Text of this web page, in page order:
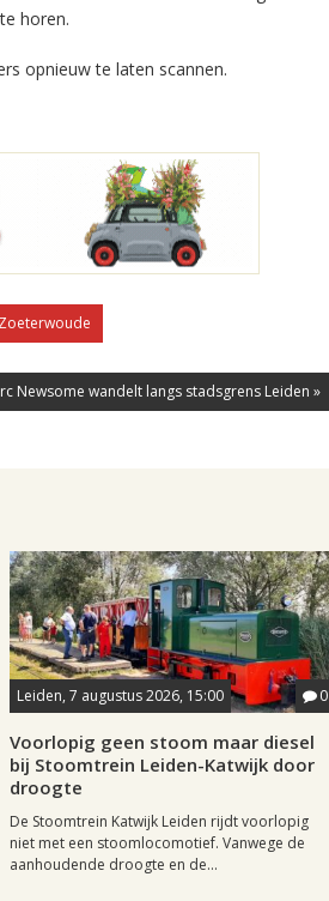
horen.
opnieuw te laten scannen.
Zoeterwoude
Newsome wandelt langs stadsgrens Leiden »
Leiden, 7 augustus 2026, 15:00 0
Voorlopig geen stoom maar diesel
bij Stoomtrein Leiden-Katwijk door
droogte
De Stoomtrein Katwijk Leiden rijdt voorlopig
niet met een stoomlocomotief. Vanwege de
aanhoudende droogte en de...